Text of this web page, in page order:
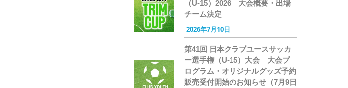
（U-15）2026 大会概要・出場
チーム決定
2026年7月10日
第41回 日本クラブユースサッカ
ー選手権（U-15）大会 大会プ
ログラム・オリジナルグッズ予約
販売受付開始のお知らせ（7月9日